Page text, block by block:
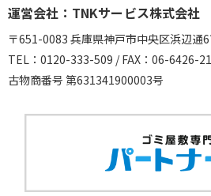
運営会社：TNKサービス株式会社
〒651-0083 兵庫県神戸市中央区浜辺通
TEL：0120-333-509 / FAX：06-6426-
古物商番号 第631341900003号